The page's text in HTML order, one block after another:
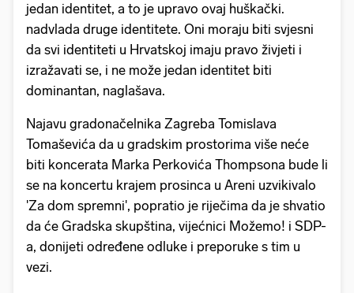
jedan identitet, a to je upravo ovaj huškački.
nadvlada druge identitete. Oni moraju biti svjesni
da svi identiteti u Hrvatskoj imaju pravo živjeti i
izražavati se, i ne može jedan identitet biti
dominantan, naglašava.
Najavu gradonačelnika Zagreba Tomislava
Tomaševića da u gradskim prostorima više neće
biti koncerata Marka Perkovića Thompsona bude li
se na koncertu krajem prosinca u Areni uzvikivalo
'Za dom spremni', popratio je riječima da je shvatio
da će Gradska skupština, vijećnici Možemo! i SDP-
a, donijeti određene odluke i preporuke s tim u
vezi.